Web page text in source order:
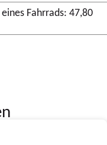
Fahrrads: 47,80